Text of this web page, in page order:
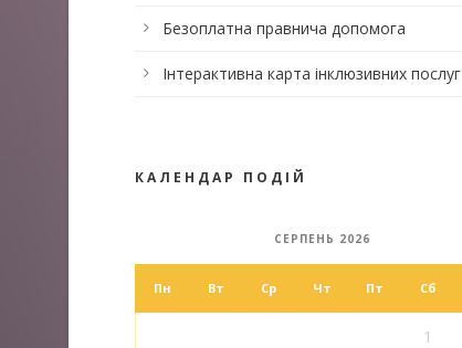
Безоплатна правнича допомога
Інтерактивна карта інклюзивних послуг
КАЛЕНДАР ПОДІЙ
СЕРПЕНЬ 2026
Пн Вт Ср Чт Пт Сб
1